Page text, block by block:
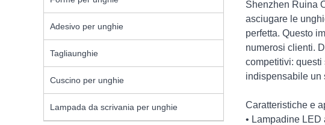
Adesivo per unghie
Tagliaunghie
Cuscino per unghie
Lampada da scrivania per unghie
Shenzhen Ruina
asciugare le
perfetta. Questo
numerosi clienti.
competitivi: questi
indispensabile un
Caratteristiche e
• Lampadine